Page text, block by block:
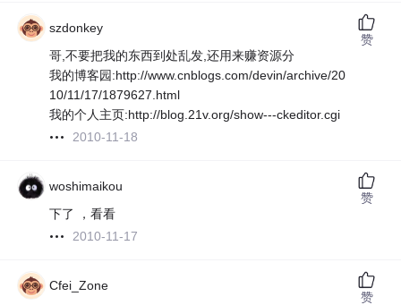
szdonkey
哥,不要把我的东西到处乱发,还用来赚资源分
我的博客园:http://www.cnblogs.com/devin/archive/20
10/11/17/1879627.html
我的个人主页:http://blog.21v.org/show---ckeditor.cgi
2010-11-18
赞
woshimaikou
下了 ，看看
2010-11-17
赞
Cfei_Zone
赞